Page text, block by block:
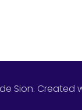
Sion. Created